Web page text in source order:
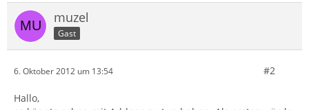
muzel
Gast
6. Oktober 2012 um 13:54 #2
Hallo,